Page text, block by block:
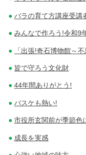
バラの育て方講座受講
みんなで作ろう!令和9
「出張!奇石博物館～
皆で守ろう文化財
44年間ありがとう!
バスケも熱い!
市役所玄関前が季節色
成長を実感